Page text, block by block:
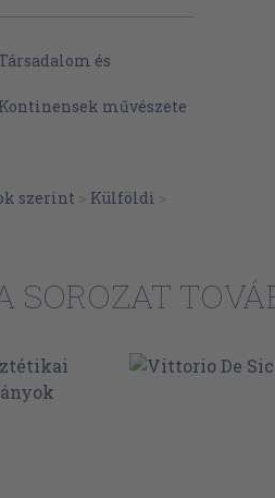
és
Kontinensek művészete
szerint > Külföldi >
SOROZAT